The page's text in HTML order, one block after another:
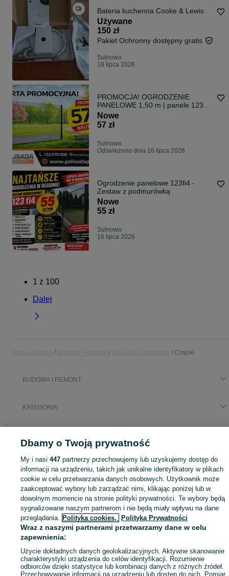
Bateria kuchenna Cooke & Lewis
Używane
150 zł
Pakiet Ochronny dostępny gratis
Sulnowo
18 lipca 2026
PROMOCJA! OGRODZENIE
PANELOWE 1,50 m | panele 123
cm + podmurówka 25
Nowe
57 zł
Sulnowo
Odświeżono dnia 16 lipca 2026
Ogrodzenie panelowe 123fi4 -
Zestaw z podmurówką
Nowe
55 zł
Sulnowo
16 lipca 2026
1 z 100
Dalej
Czaple
BUDOWA I REMONT
KATEGORIA
Mapa kategorii
Mapa miejscowości
Mapa ministron
Popularne wyszukiwania
Dbamy o Twoją prywatność
My i nasi447 partnerzy przechowujemy lub uzyskujemy dostęp do
informacji na urządzeniu, takich jak unikalne identyfikatory w plikach
cookie w celu przetwarzania danych osobowych. Użytkownik może
zaakceptować wybory lub zarządzać nimi, klikając poniżej lub w
dowolnym momencie na stronie polityki prywatności. Te wybory będą
sygnalizowane naszym partnerom i nie będą miały wpływu na dane
przeglądania. Polityka cookies, Polityka Prywatności
Wraz z naszymi partnerami przetwarzamy dane w celu
zapewnienia:
Użycie dokładnych danych geolokalizacyjnych. Aktywne skanowanie
charakterystyki urządzenia do celów identyfikacji. Rozumienie
odbiorców dzięki statystyce lub kombinacji danych z różnych źródeł.
Przechowywanie informacji na urządzeniu lub dostęp do nich. Pomiar